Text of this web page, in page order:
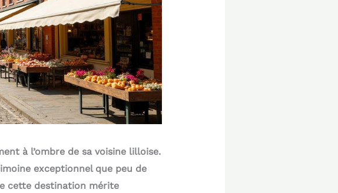
à l’ombre de sa voisine lilloise.
exceptionnel que peu de
cette destination mérite